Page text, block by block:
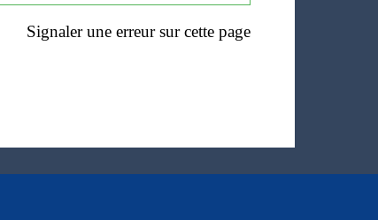
Signaler une erreur sur cette page